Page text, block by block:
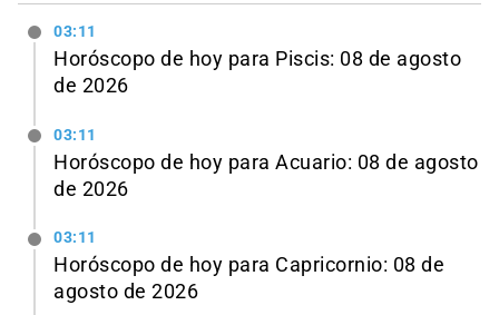
03:11
Horóscopo de hoy para Piscis: 08 de agosto
de 2026
03:11
Horóscopo de hoy para Acuario: 08 de agosto
de 2026
03:11
Horóscopo de hoy para Capricornio: 08 de
agosto de 2026